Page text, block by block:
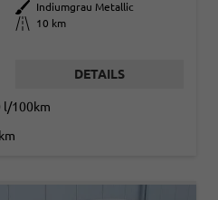
Außenfarbe
Indiumgrau Metallic
Kilometerstand
10 km
DETAILS
l/100km